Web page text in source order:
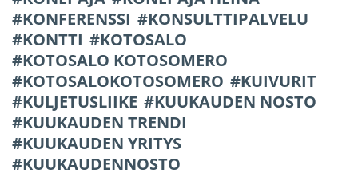
KONFERENSSI
KONSULTTIPALVELU
KONTTI
KOTOSALO
KOTOSALO KOTOSOMERO
KOTOSALOKOTOSOMERO
KUIVURIT
KULJETUSLIIKE
KUUKAUDEN NOSTO
KUUKAUDEN TRENDI
KUUKAUDEN YRITYS
KUUKAUDENNOSTO